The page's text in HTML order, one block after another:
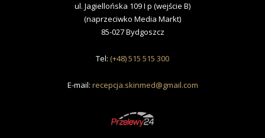
ul. Jagiellońska 109 I p (wejście B)
(naprzeciwko Media Markt)
85-027 Bydgoszcz
Tel: (+48) 515 515 300
E-mail: recepcja.skinmed@gmail.com